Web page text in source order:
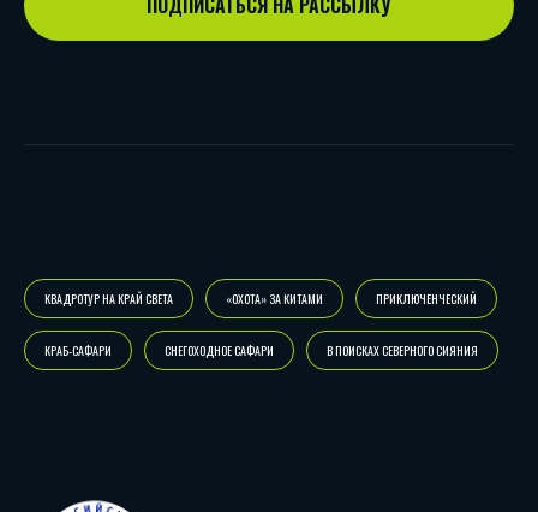
КВАДРОТУР НА КРАЙ СВЕТА «ОХОТА» ЗА КИТАМИ ПРИКЛЮЧЕНЧЕСКИЙ
КРАБ-САФАРИ СНЕГОХОДНОЕ САФАРИ В ПОИСКАХ СЕВЕРНОГО СИЯНИЯ